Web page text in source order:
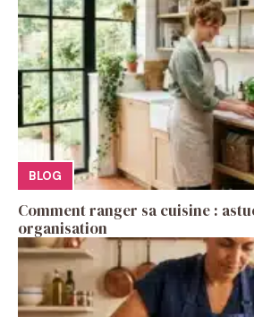
BLOG
Comment ranger sa cuisine :
organisation